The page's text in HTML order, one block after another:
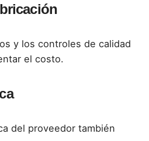
y los controles de calidad
el costo.
del proveedor también